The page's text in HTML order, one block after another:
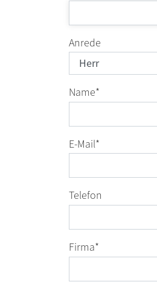
Anrede
Name*
E-Mail*
Telefon
Firma*